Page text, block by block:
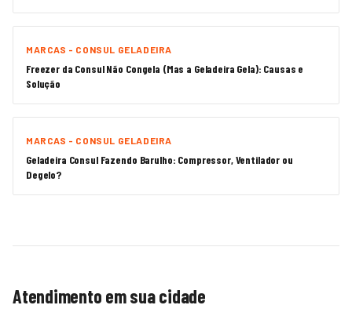
MARCAS - CONSUL GELADEIRA
Freezer da Consul Não Congela (Mas a Geladeira Gela): Causas e
Solução
MARCAS - CONSUL GELADEIRA
Geladeira Consul Fazendo Barulho: Compressor, Ventilador ou
Degelo?
Atendimento em sua cidade